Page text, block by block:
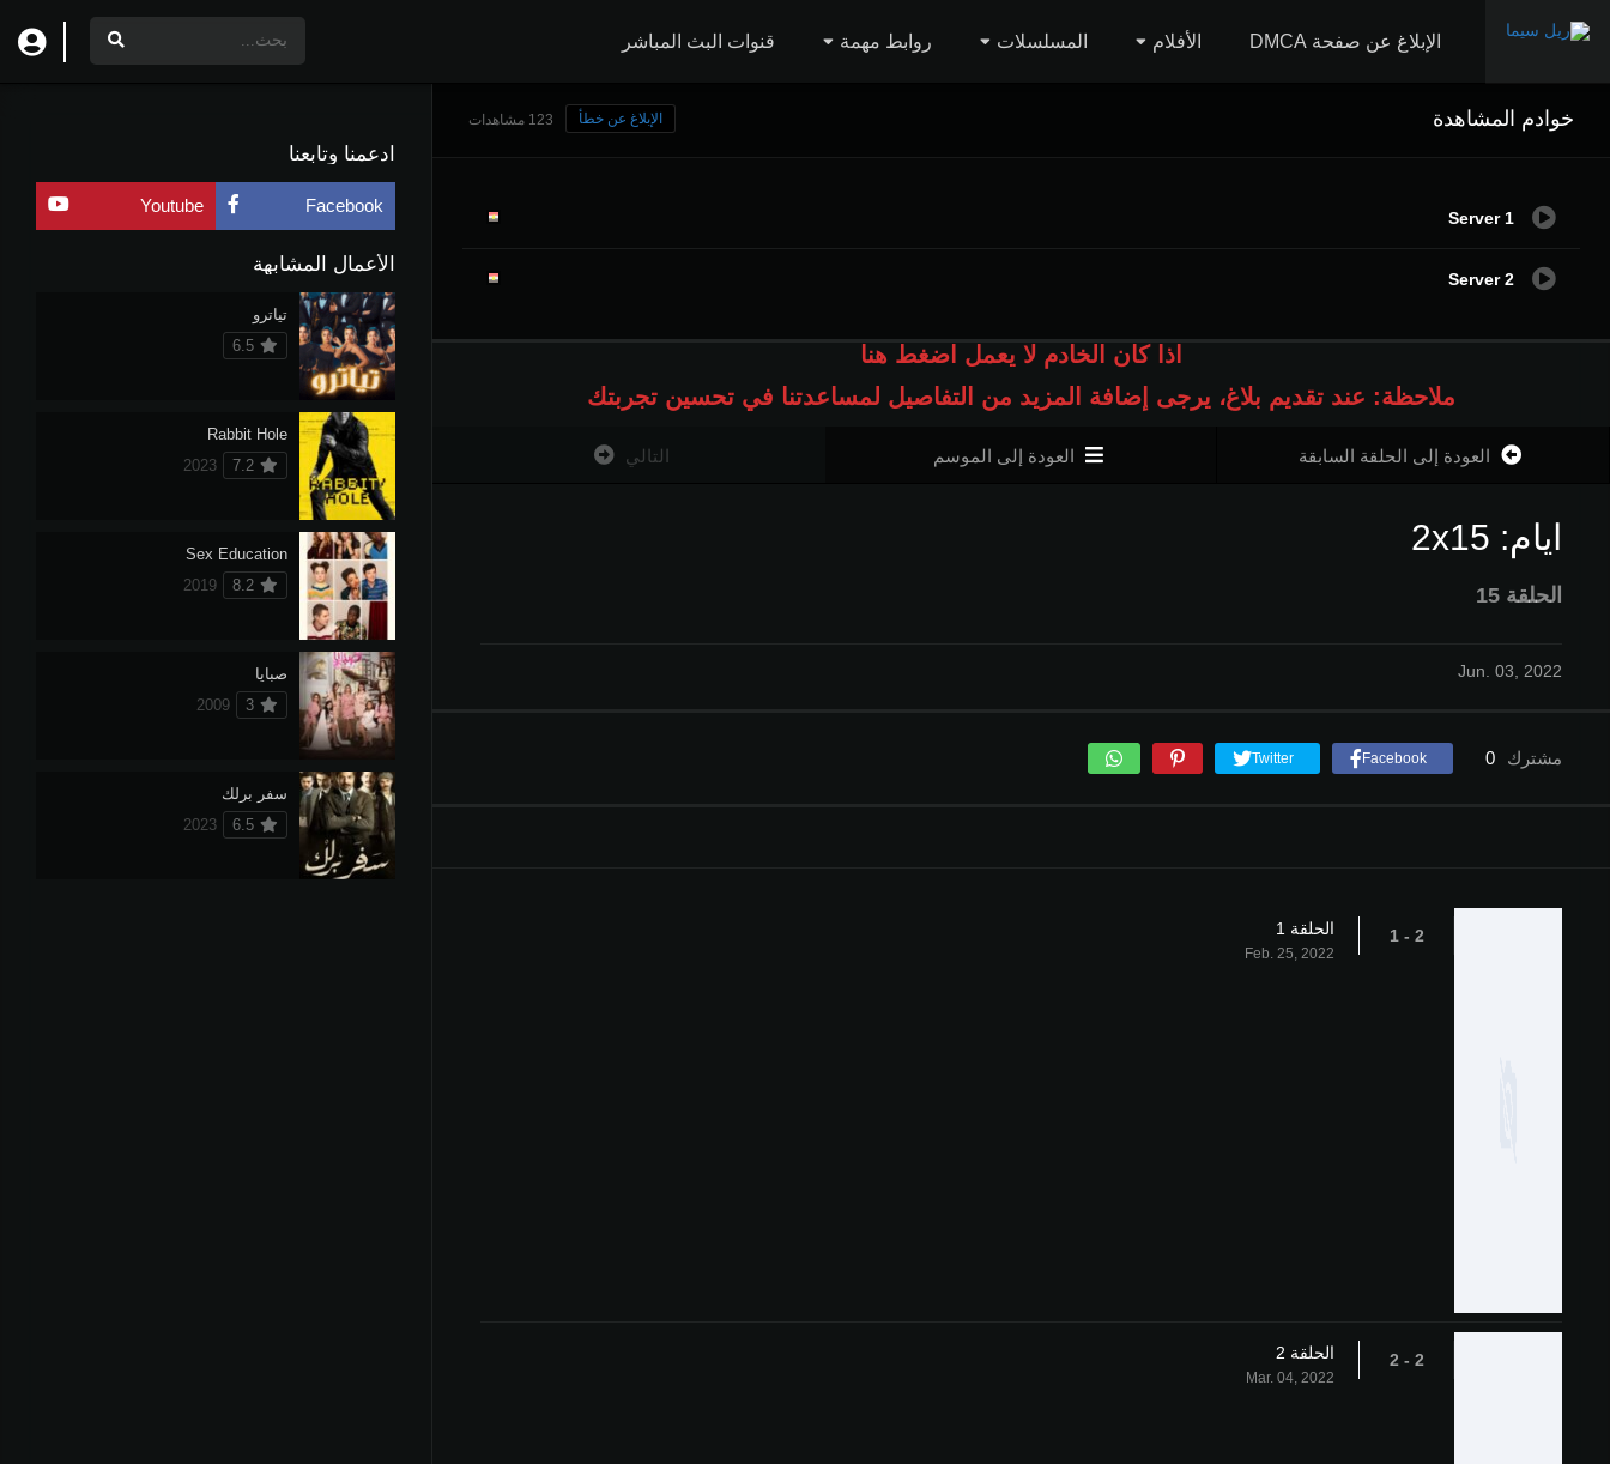
الإبلاغ عن صفحة DMCA الأفلام المسلسلات روابط مهمة قنوات البث المباشر
خوادم المشاهدة 123 مشاهدات الإبلاغ عن خطأ
Server 1
Server 2
اذا كان الخادم لا يعمل اضغط هنا
ملاحظة: عند تقديم بلاغ، يرجى إضافة المزيد من التفاصيل لمساعدتنا في تحسين تجربتك
العودة إلى الحلقة السابقة العودة إلى الموسم التالي
ايام: 2x15
الحلقة 15
Jun. 03, 2022
مشترك 0
Facebook
Twitter
2 - 1 الحلقة 1
Feb. 25, 2022
2 - 2 الحلقة 2
Mar. 04, 2022
ادعمنا وتابعنا
Facebook
Youtube
الأعمال المشابهة
تياترو
6.5
Rabbit Hole
7.2
2023
Sex Education
8.2
2019
صبايا
3
2009
سفر برلك
6.5
2023